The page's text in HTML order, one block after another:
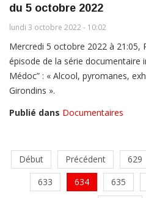
du 5 octobre 2022
lundi 3 octobre 2022 - 10:02
Mercredi 5 octobre 2022 à 21:05,
épisode de la série documentaire
Médoc” : « Alcool, pyromanes,
Girondins ».
Publié dans Documentaires
Début Précédent 629
633
634 635